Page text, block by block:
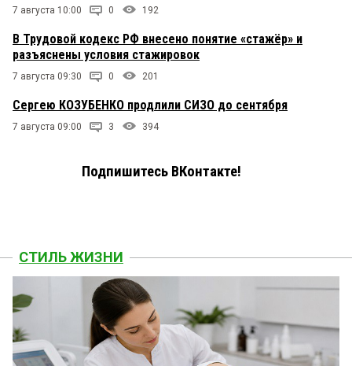
7 августа 10:00 0 192
В Трудовой кодекс РФ внесено понятие «стажёр» и
разъяснены условия стажировок
7 августа 09:30 0 201
Сергею КОЗУБЕНКО продлили СИЗО до сентября
7 августа 09:00 3 394
Подпишитесь ВКонтакте!
СТИЛЬ ЖИЗНИ